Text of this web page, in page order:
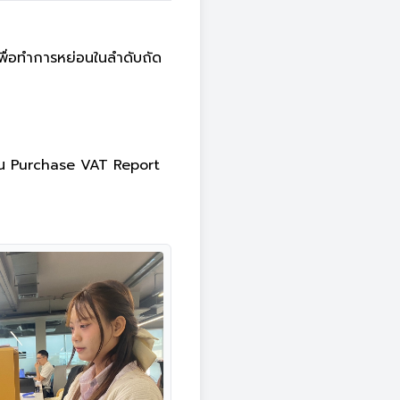
อทำการหย่อนในลำดับถัด
Purchase VAT Report